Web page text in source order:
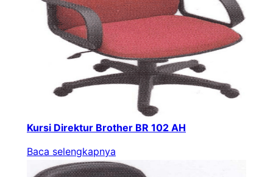
Kursi Direktur Brother BR 102 AH
Baca selengkapnya